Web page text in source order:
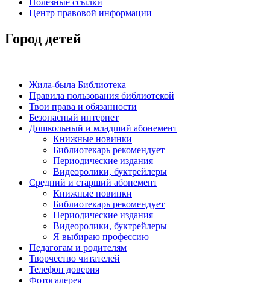
Полезные ссылки
Центр правовой информации
Город детей
Жила-была Библиотека
Правила пользования библиотекой
Твои права и обязанности
Безопасный интернет
Дошкольный и младший абонемент
Книжные новинки
Библиотекарь рекомендует
Периодические издания
Видеоролики, буктрейлеры
Средний и старший абонемент
Книжные новинки
Библиотекарь рекомендует
Периодические издания
Видеоролики, буктрейлеры
Я выбираю профессию
Педагогам и родителям
Творчество читателей
Телефон доверия
Фотогалерея